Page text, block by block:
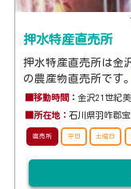
押水特産直売所
押水特産直売所は金
の農産物直売所です。
■移動時間：金沢21世紀
■所在地：石川県羽咋郡
直売所 平日 土曜日